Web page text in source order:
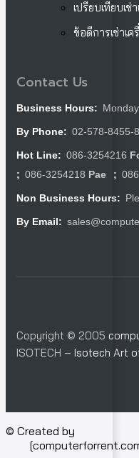
เปรียบเทียบเ
ข้อดีการเช่าเ
Contact Us
Business Hours:
By Phone: 02-578-8455-8
Hot Line: 086-3254216
; 086-3254218 Pae ;
Non Business Hours:
By Email:
Copyright © 2005
ISOTECH – Isotech Art
© Created by